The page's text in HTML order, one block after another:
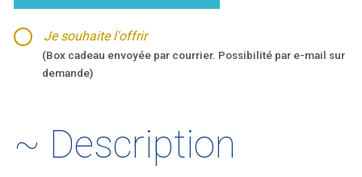
au
restaurant
Les
Commis
Je souhaite l'offrir
(Box cadeau envoyée par courrier. Possibilité par e-mail sur
demande)
~ Description